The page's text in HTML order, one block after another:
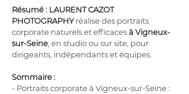
Résumé : LAURENT CAZOT
PHOTOGRAPHY réalise des portraits
corporate naturels et efficaces à Vigneux-
sur-Seine , en studio ou sur site, pour
dirigeants, indépendants et équipes.
Sommaire :
- Portraits corporate à Vigneux-sur-Seine :